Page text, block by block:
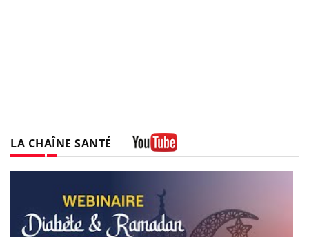
LA CHAÎNE SANTÉ